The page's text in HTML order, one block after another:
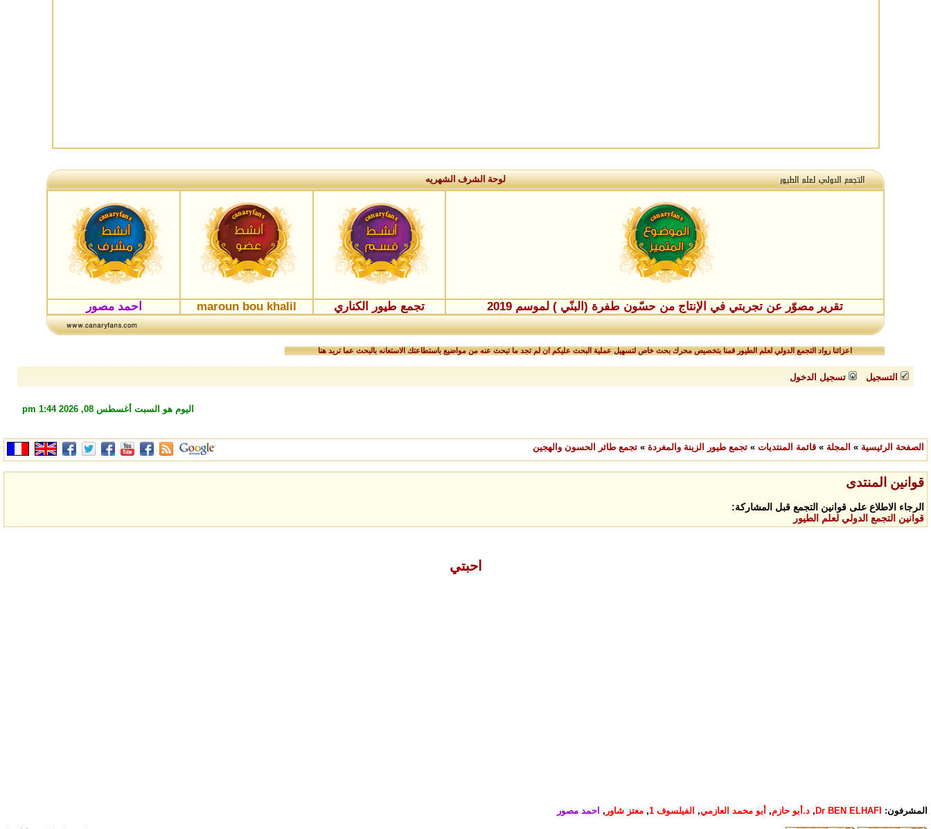
لوحة الشرف الشهريه
تقرير مصوّر عن تجربتي في الإنتاج من حسّون طفرة (البنّي ) لموسم 2019 تجمع طيور الكناري maroun bou khalil احمد مصور
اعزائنا رواد التجمع الدولي لعلم الطيور قمنا بتخصيص محرك بحث خاص لتسهيل عملية البحث عليكم ان لم تجد ما تبحث عنه من مواضيع باستطاعتك الاستعانه بالبحث عما تريد هنا
التسجيل تسجيل الدخول
اليوم هو السبت أغسطس 08, 2026 1:44 pm
الصفحة الرئيسية » المجلة » قائمة المنتديات » تجمع طيور الزينة والمغردة » تجمع طائر الحسون والهجين
قوانين المنتدى
الرجاء الاطلاع على قوانين التجمع قبل المشاركة:
قوانين التجمع الدولي لعلم الطيور
احبتي
المشرفون: Dr BEN ELHAFI
, د.أبو حازم, أبو محمد العازمي, الفيلسوف 1 , معتز شاور , احمد مصور